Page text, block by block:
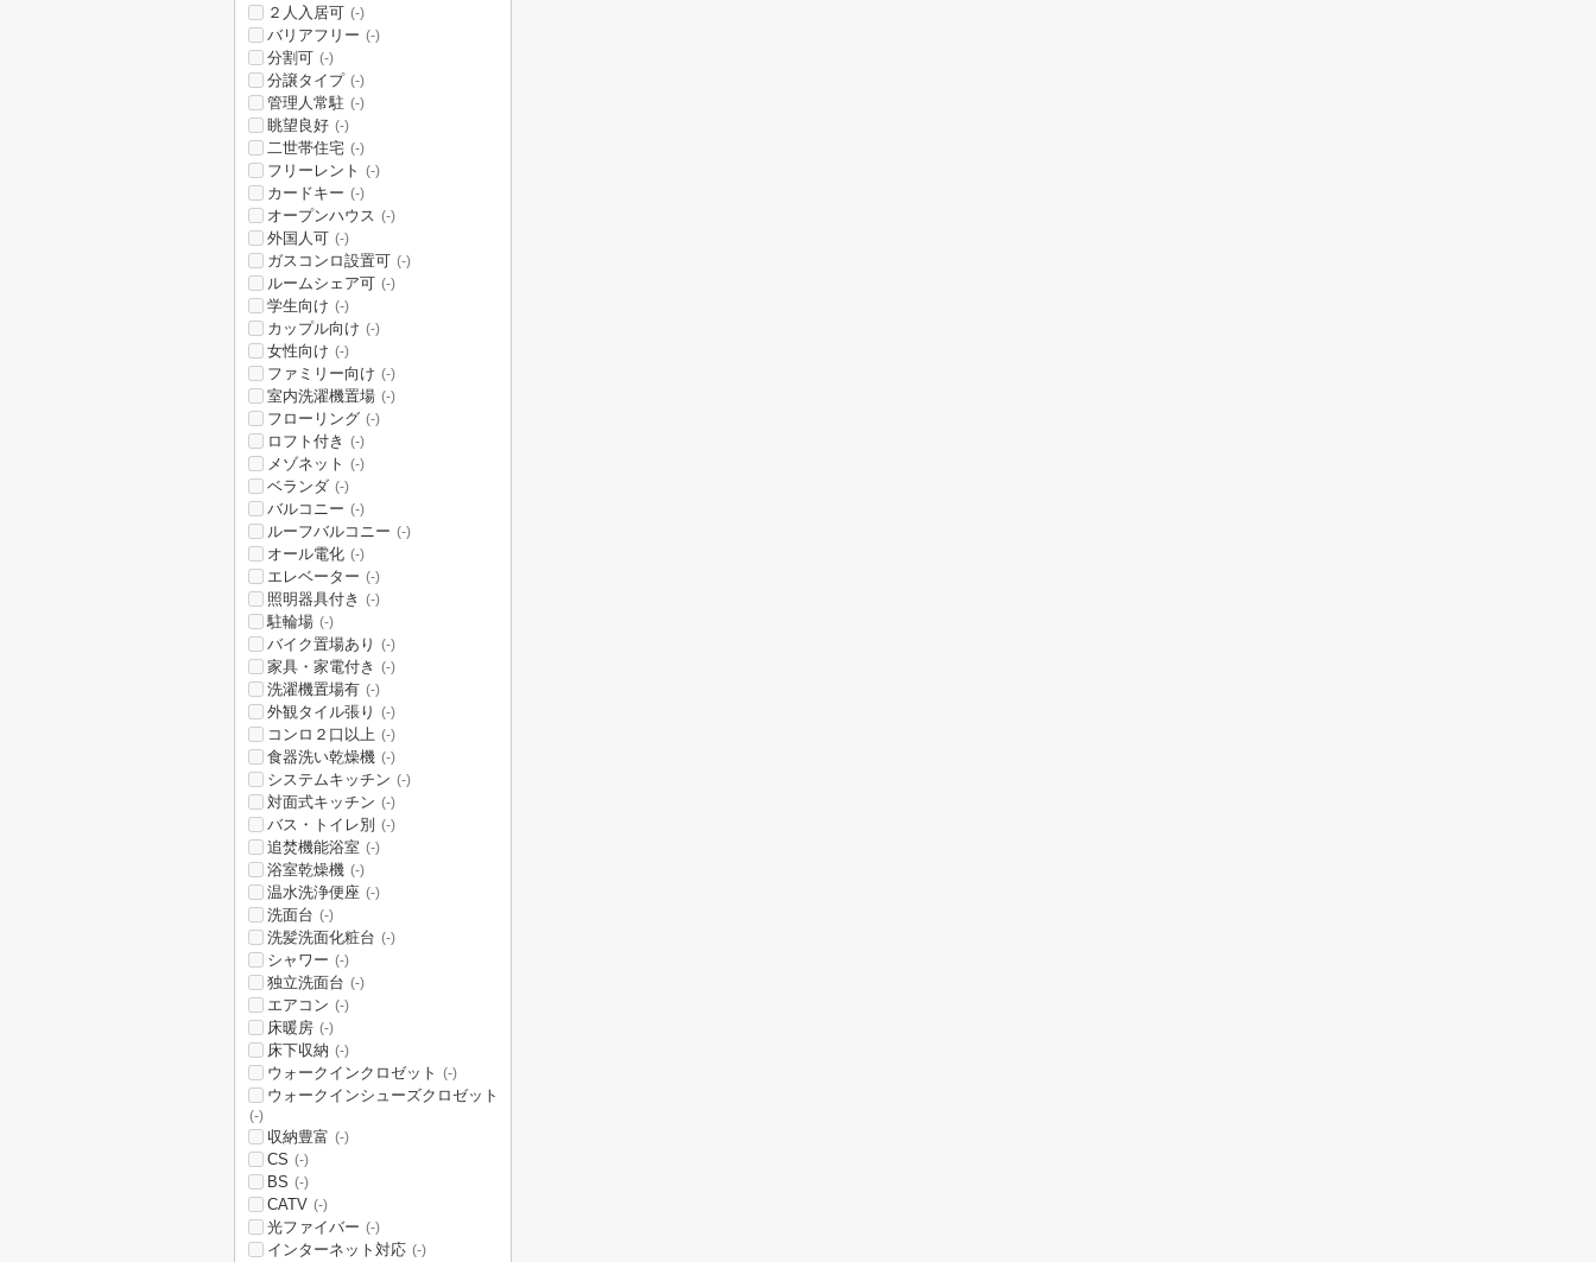
２人入居可 (-)
バリアフリー (-)
分割可 (-)
分譲タイプ (-)
管理人常駐 (-)
眺望良好 (-)
二世帯住宅 (-)
フリーレント (-)
カードキー (-)
オープンハウス (-)
外国人可 (-)
ガスコンロ設置可 (-)
ルームシェア可 (-)
学生向け (-)
カップル向け (-)
女性向け (-)
ファミリー向け (-)
室内洗濯機置場 (-)
フローリング (-)
ロフト付き (-)
メゾネット (-)
ベランダ (-)
バルコニー (-)
ルーフバルコニー (-)
オール電化 (-)
エレベーター (-)
照明器具付き (-)
駐輪場 (-)
バイク置場あり (-)
家具・家電付き (-)
洗濯機置場有 (-)
外観タイル張り (-)
コンロ２口以上 (-)
食器洗い乾燥機 (-)
システムキッチン (-)
対面式キッチン (-)
バス・トイレ別 (-)
追焚機能浴室 (-)
浴室乾燥機 (-)
温水洗浄便座 (-)
洗面台 (-)
洗髪洗面化粧台 (-)
シャワー (-)
独立洗面台 (-)
エアコン (-)
床暖房 (-)
床下収納 (-)
ウォークインクロゼット (-)
ウォークインシューズクロゼット
(-)
収納豊富 (-)
CS (-)
BS (-)
CATV (-)
光ファイバー (-)
インターネット対応 (-)